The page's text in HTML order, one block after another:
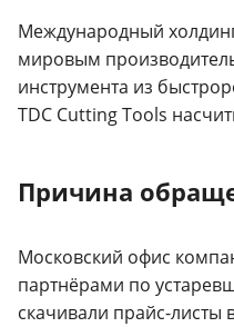
Международный
мировым
инструмента из
TDC Cutting Tools
Причина
Московский офис
партнёрами по
скачивали прайс-листы